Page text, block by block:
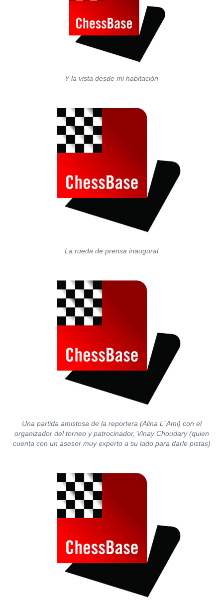
Y la vista desde mi habitación
La rueda de prensa inaugural
Una partida amistosa de la reportera (Alina L´Ami) con el
organizador del torneo y patrocinador, Vinay Choudary (quien
cuenta con un asesor muy experto a su lado para darle pistas)